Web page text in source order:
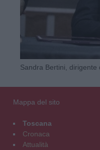
Sandra Bertini,
Mappa del sito
Toscana
Cronaca
Attualità